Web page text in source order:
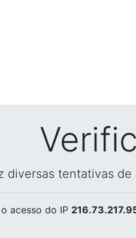
diversas tentativas
acesso do IP